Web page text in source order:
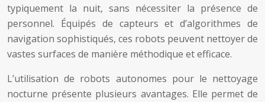
typiquement la nuit, sans nécessiter la présence de
personnel. Équipés de capteurs et d’algorithmes de
navigation sophistiqués, ces robots peuvent nettoyer de
vastes surfaces de manière méthodique et efficace.
L’utilisation de robots autonomes pour le nettoyage
nocturne présente plusieurs avantages. Elle permet de